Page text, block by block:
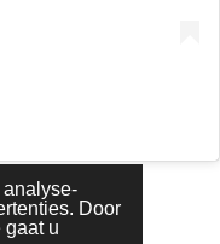
Door
gaat u